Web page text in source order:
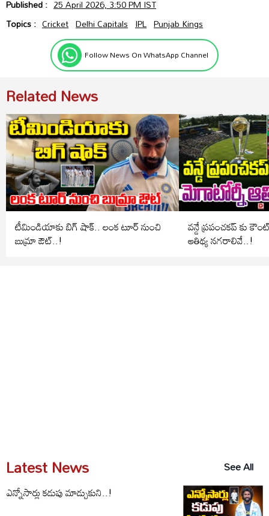
Published : 25 April 2026, 3:50 PM IST
Topics : Cricket Delhi Capitals IPL Punjab Kings
Follow News On WhatsApp Channel
Related News
టీమిండియాకు బిగ్ షాక్.. లంక టూర్ నుంచి
బుమ్రా ఔట్..!
వన్డే ప్రపంచకప్ కు
ఆతిథ్య నగరాలివే..!
Latest News
See All
ఎన్నోసార్లు కడుపు మాడ్చుకుని..!